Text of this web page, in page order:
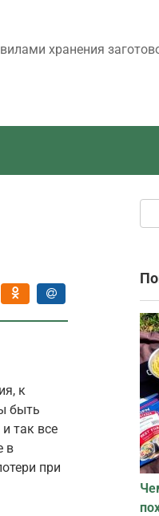
хранения
к
быть
так все
в
при